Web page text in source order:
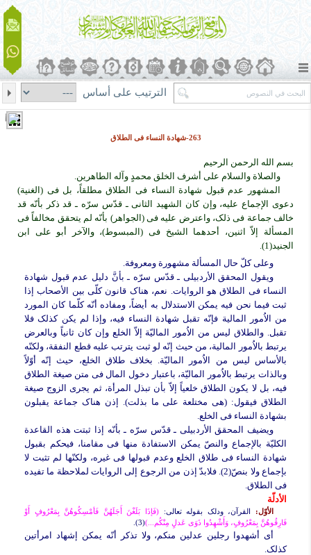
الترتيب على أساس
263-شهادة النساء فی الطلاق
بسم الله الرحمن الرحیم
والصلاة والسلام على أشرف الخلق محمدٍ وآله الطاهرین.
المشهور عدم قبول شهادة النساء فی الطلاق مطلقاً، بل فی (الغنیة)
دعوى الإجماع علیه، وإن کان الشهید الثانی ـ قدّس سرّه ـ قد ذکر بأنّه قد
خالف جماعة فی ذلک، واعترض علیه فی (الجواهر) بأنّه لم یتحقق مخالفاً فی
المسألة إلاّ اثنین، أحدهما الشیخ فی (المبسوط)، والآخر أبو علی ابن
الجنید(1).
وعلى کلّ حال المسألة مشهورة ومعروفة.
ویقول المحقق الأردبیلی ـ قدّس سرّه ـ بأنَّ دلیل عدم قبول شهادة
النساء فی الطلاق هو الروایات. نعم، هناک قانون کلّی بین الأصحاب إذا
ثبت فیما نحن فیه یمکن الاستدلال به أیضاً، ومفاده أنّه کلّما کان المورد
من الاُمور المالیة فإنّه تقبل شهادة النساء فیه، وإذا لم یکن کذلک فلا
تقبل. والطلاق لیس من الاُمور المالیّة إلاّ الخلع وإن کان ثانیاً وبالعرض
یرتبط بالاُمور المالیة، من حیث إنّه لو ثبت یترتب علیه قطع النفقة، ولکنّه
بالأساس لیس من الاُمور المالیّة. بخلاف طلاق الخلع، حیث إنّه أوّلاً
وبالذات یرتبط بالاُمور المالیّة، باعتبار دخول المال فی متن صیغة الطلاق
فیه، بل لا یکون الطلاق خلعیاً إلاّ بأن تبذل المرأة، ثم یجری الزوج صیغة
الطلاق فیقول: (هی مختلعة على ما بذلت). إذن هناک جماعة یقبلون
بشهادة النساء فی الخلع.
ویضیف المحقق الأردبیلی ـ قدّس سرّه ـ بأنّه إذا ثبتت هذه القاعدة
الکلیّة بالإجماع والنصّ یمکن الاستفادة منها فی مقامنا، فیحکم بقبول
شهادة النساء فی طلاق الخلع وعدم قبولها فی غیره، ولکنّها لم تثبت لا
بإجماع ولا بنصّ(2). فلابدّ إذن من الرجوع إلى الروایات لملاحظة ما تفیده
فی الطلاق.
الأدلّة
الأوّل: القرآن، ودلک بقوله تعالى: (فَإذَا بَلَغْنَ أَجَلَهُنَّ فَأمْسِکُوهُنَّ بِمَعْرُوفٍ أَوْ
فَارِقُوهُنَّ بِمَعْرُوفٍ، وَأَشْهِدُوا ذَوَى عَدلٍ مِنْکُم...)(3).
أی أشهدوا رجلین عدلین منکم، ولا تذکر أنّه یمکن إشهاد امرأتین
کذلک.